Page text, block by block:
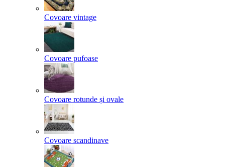
Covoare vintage
Covoare pufoase
Covoare rotunde și ovale
Covoare scandinave